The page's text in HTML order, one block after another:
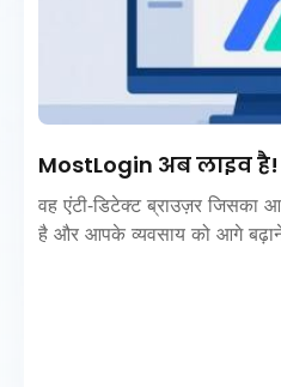
MostLogin अब लाइव है!
वह एंटी-डिटेक्ट ब्राउज़र जिसका
है और आपके व्यवसाय को आगे बढ़ाने